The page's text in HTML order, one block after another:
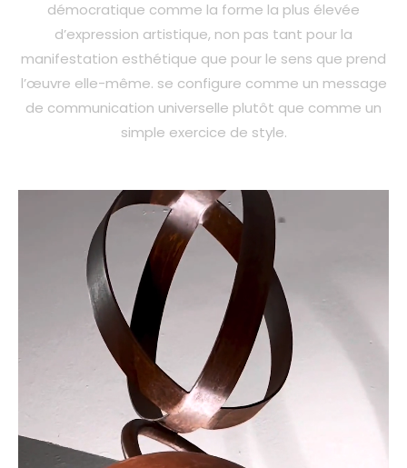
démocratique comme la forme la plus élevée
d’expression artistique, non pas tant pour la
manifestation esthétique que pour le sens que prend
l’œuvre elle-même. se configure comme un message
de communication universelle plutôt que comme un
simple exercice de style.